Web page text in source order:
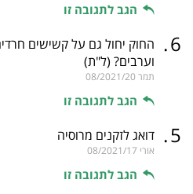
הגב לתגובה זו
6
. החוק יחול גם על קשישים
וערבים? (ל"ת)
תמר 08/2021/20
הגב לתגובה זו
5
. דואג לזקנים מרוסיה
אורי 08/2021/17
הגב לתגובה זו